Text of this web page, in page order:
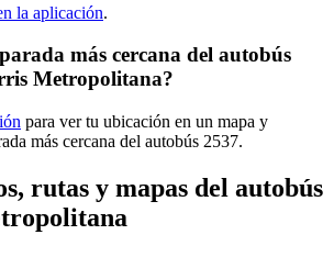
la aplicación.
más cercana del autobús
Metropolitana?
para ver tu ubicación en un mapa y
más cercana del autobús 2537.
rutas y mapas del autobús